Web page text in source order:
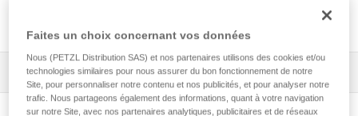
Tous les conseils techniques 1 Filtrer
Faites un choix concernant vos données
Nous (PETZL Distribution SAS) et nos partenaires utilisons des cookies et/ou
technologies similaires pour nous assurer du bon fonctionnement de notre
Site, pour personnaliser notre contenu et nos publicités, et pour analyser notre
trafic. Nous partageons également des informations, quant à votre navigation
sur notre Site, avec nos partenaires analytiques, publicitaires et de réseaux